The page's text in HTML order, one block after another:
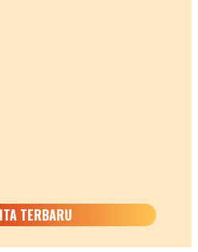
TERBARU